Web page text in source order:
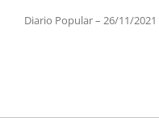
Diario Popular – 26/11/2021